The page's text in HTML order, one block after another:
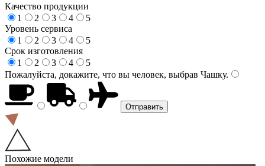
Качество продукции
1
2 3 4
5
Уровень сервиса
1
2 3 4
5
Срок изготовления
1
2 3 4
5
Пожалуйста, докажите, что вы человек, выбрав Чашку.
Похожие модели